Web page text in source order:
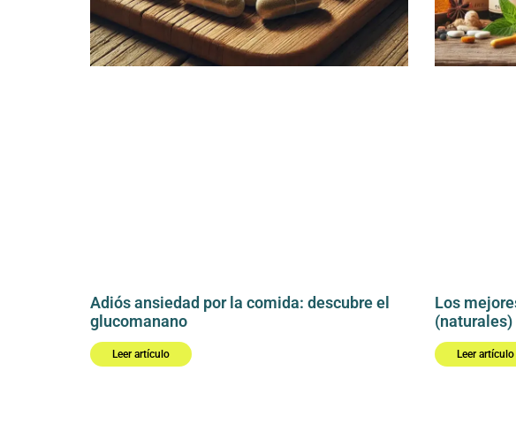
Adiós ansiedad por la comida: descubre el
glucomanano
Leer artículo
Los
(naturales)
Leer artículo